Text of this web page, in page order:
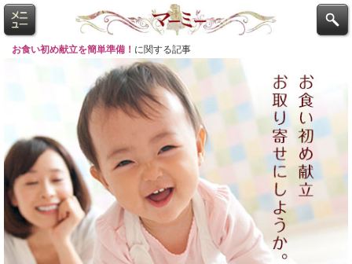
お食い初め献立を簡単準備！ に関する記事